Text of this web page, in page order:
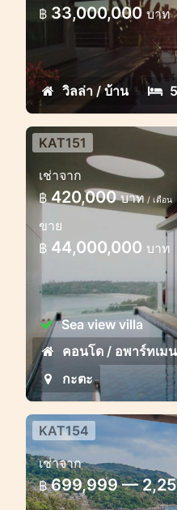
พูลวิลล่าหรูวิวทะเล
฿ 33,000,000บาท
วิลล่า / บ้าน
KAT151
เช่าจาก
฿ 420,000บาท / เดือน
ขาย
฿ 44,000,000 บาท
Sea view villa
คอนโด / อพาร์ทเมน
กะตะ
KAT154
เช่าจาก
฿ 699,999 —